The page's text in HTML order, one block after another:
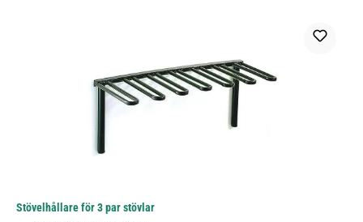
Stövelhållare för 3 par stövlar